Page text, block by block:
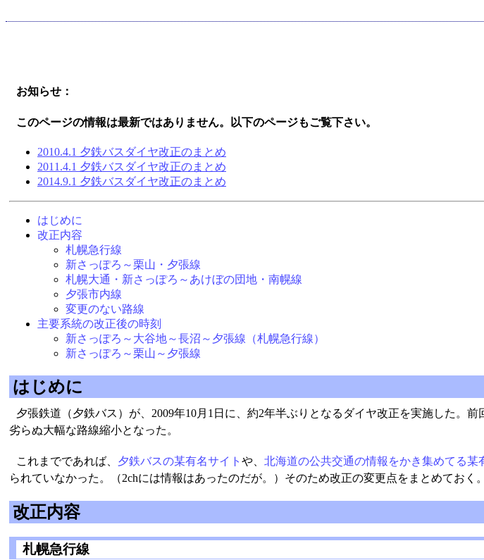
お知らせ：
このページの情報は最新ではありません。以下のページもご覧下さい。
2010.4.1 夕鉄バスダイヤ改正のまとめ
2011.4.1 夕鉄バスダイヤ改正のまとめ
2014.9.1 夕鉄バスダイヤ改正のまとめ
はじめに
改正内容
札幌急行線
新さっぽろ～栗山・夕張線
札幌大通・新さっぽろ～あけぼの団地・南幌線
夕張市内線
変更のない路線
主要系統の改正後の時刻
新さっぽろ～大谷地～長沼～夕張線（札幌急行線）
新さっぽろ～栗山～夕張線
はじめに
夕張鉄道（夕鉄バス）が、2009年10月1日に、約2年半ぶりとなるダイヤ改正を実施した。
劣らぬ大幅な路線縮小となった。
これまでであれば、 夕鉄バスの某有名サイト や、 北海道の公共交通の情報をかき集めてる某
られていなかった。（2chには情報はあったのだが。）そのため改正の変更点をまとめておく。
改正内容
札幌急行線